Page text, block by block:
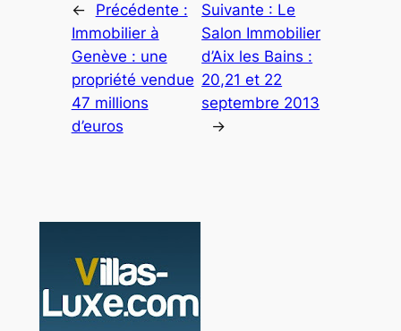
architectural
à
Annecy
mêle
nature
←
Précédente :
Immobilier à
Genève : une
propriété vendue
47 millions
d’euros
Suivante : Le
Salon Immobilier
d’Aix les Bains :
20,21 et 22
septembre 2013
→